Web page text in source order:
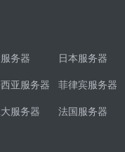
务器 日本服务器
亚服务器 菲律宾服务器
服务器 法国服务器